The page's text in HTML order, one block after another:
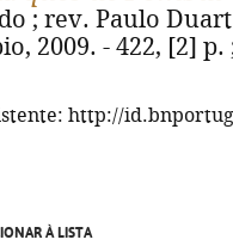
; rev. Paulo
2009. - 422, [2] p.
http://
À LISTA